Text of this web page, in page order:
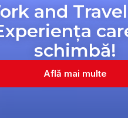
and
schimbă!
Află mai multe